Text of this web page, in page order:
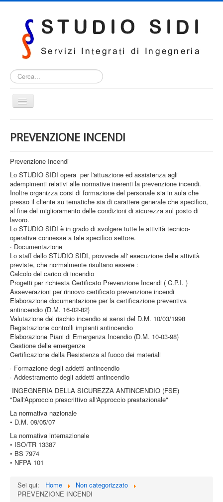
Cerca...
Cambia
navigazione
SERVIZI
CERTIFICAZIONI E ABILITAZIONI
DOVE SIAMO
CONTATTI
PREVENZIONE INCENDI
Prevenzione Incendi
Lo STUDIO SIDI opera per l'attuazione ed assistenza agli
adempimenti relativi alle normative inerenti la prevenzione incendi.
Inoltre organizza corsi di formazione del personale sia in aula che
presso il cliente su tematiche sia di carattere generale che specifico,
al fine del miglioramento delle condizioni di sicurezza sul posto di
lavoro.
Lo STUDIO SIDI è in grado di svolgere tutte le attività tecnico-
operative connesse a tale specifico settore.
· Documentazione
Lo staff dello STUDIO SIDI, provvede all' esecuzione delle attività
previste, che normalmente risultano essere :
Calcolo del carico di incendio
Progetti per richiesta Certificato Prevenzione Incendi ( C.P.I. )
Asseverazioni per rinnovo certificato prevenzione incendi
Elaborazione documentazione per la certificazione preventiva
antincendio (D.M. 16-02-82)
Valutazione del rischio incendio ai sensi del D.M. 10/03/1998
Registrazione controlli impianti antincendio
Elaborazione Piani di Emergenza Incendio (D.M. 10-03-98)
Gestione delle emergenze
Certificazione della Resistenza al fuoco dei materiali
· Formazione degli addetti antincendio
· Addestramento degli addetti antincendio
INGEGNERIA DELLA SICUREZZA ANTINCENDIO (FSE)
"Dall'Approccio prescrittivo all'Approccio prestazionale"
La normativa nazionale
• D.M. 09/05/07
La normativa internazionale
• ISO/TR 13387
• BS 7974
• NFPA 101
Sei qui: Home
Non categorizzato
PREVENZIONE INCENDI